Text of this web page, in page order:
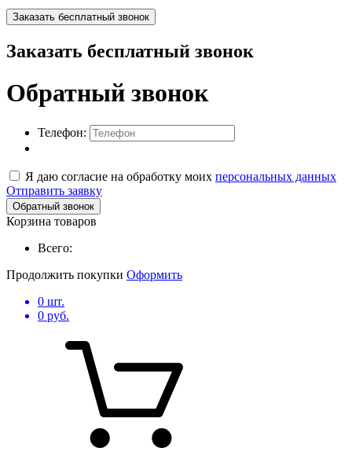
Заказать бесплатный звонок
Заказать бесплатный звонок
Обратный звонок
Телефон:
Я даю согласие на обработку моих персональных данных
Отправить заявку
Обратный звонок
Корзина товаров
Всего:
Продолжить покупки Оформить
0 шт.
0 руб.